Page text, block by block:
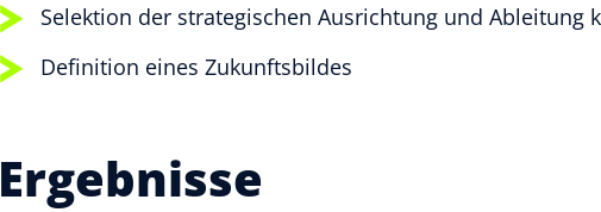
Selektion der strategischen Ausrichtung und Ableitung
Definition eines Zukunftsbildes
Ergebnisse